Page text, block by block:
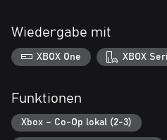
Wiedergabe mit
XBOX One XBOX
Funktionen
Xbox – Co-Op lokal (2-3)